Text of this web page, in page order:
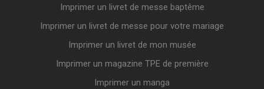
Imprimer un livret de messe baptême
Imprimer un livret de messe pour votre mariage
Imprimer un livret de mon musée
Imprimer un magazine TPE de première
Imprimer un manga